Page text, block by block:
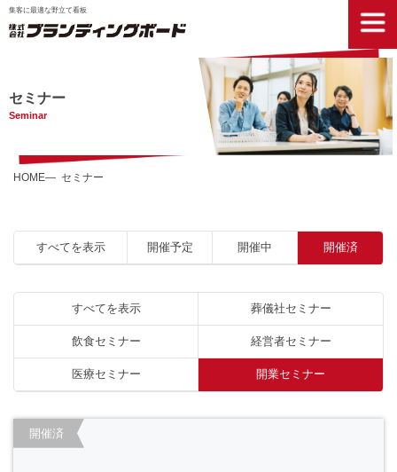
集客に最適な野立て看板
セミナー
Seminar
HOME セミナー
すべてを表示 開催予定 開催中 開催済
すべてを表示 葬儀社セミナー
飲食セミナー 経営者セミナー
医療セミナー 開業セミナー
開催済